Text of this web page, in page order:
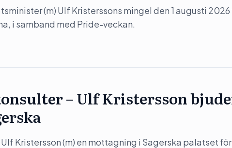
(m) Ulf Kristerssons mingel den 1 augusti
i samband med Pride-veckan.
– Ulf Kristersson
Kristersson (m) en mottagning i Sagerska palatset